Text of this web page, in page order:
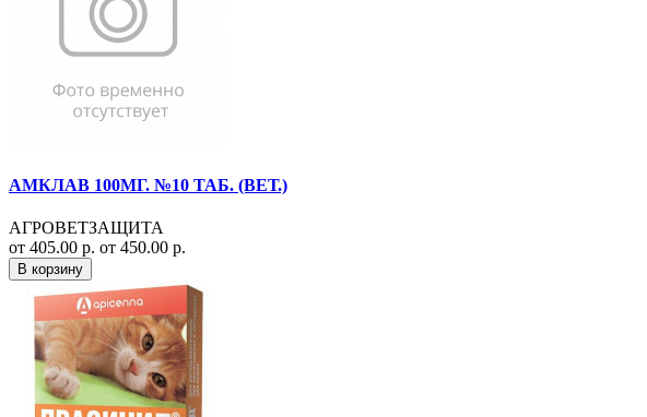
АМКЛАВ 100МГ. №10 ТАБ. (ВЕТ.)
АГРОВЕТЗАЩИТА
от 405.00 р. от 450.00 р.
В корзину